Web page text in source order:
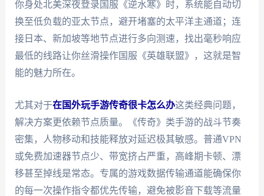
你身处北美深夜登录国服《逆水寒》时，系统能自动切
换至低负载的亚太节点，避开堵塞的太平洋主通道；连
接日本、新加坡等地节点进行多向测速，找出毫秒响应
最低的线路让你丝滑操作国服《英雄联盟》，这就是智
能的魅力所在。
尤其对于在国外玩手游传奇很卡怎么办这类经典问题，
解决方案更依赖节点质量。《传奇》类手游的战斗节奏
密集，人物移动和技能释放对延迟极其敏感。普通VPN
或免费加速器节点少、带宽挤占严重，高峰期卡顿、漂
移甚至掉线是常态。专属的游戏数据传输通道能确保你
的每一次操作指令都优先传输，避免被影音下载等流量